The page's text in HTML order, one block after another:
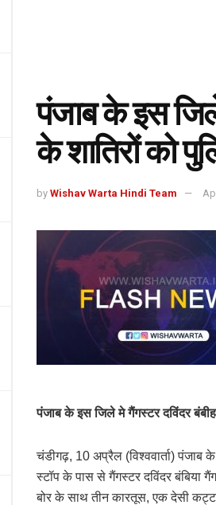
पंजाब के इस
के शातिरों को
by Wishav Warta Hindi Team
पंजाब के इस जिले मे गैंगस्टर दविंदर
चंडीगढ़, 10 अप्रैल (विश्ववार्ता)
स्टॉप के पास से गैंगस्टर दविंदर बंबिया
बोर के साथ तीन कारतूस, एक देसी